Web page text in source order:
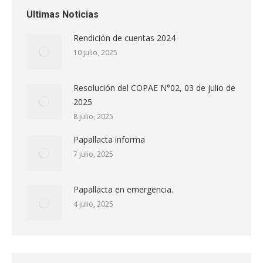
Ultimas Noticias
Rendición de cuentas 2024
10 julio, 2025
Resolución del COPAE N°02, 03 de julio de
2025
8 julio, 2025
Papallacta informa
7 julio, 2025
Papallacta en emergencia.
4 julio, 2025